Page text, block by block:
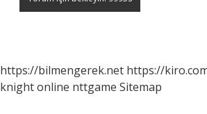
https://bilmengerek.net https://
knight online nttgame Sitemap